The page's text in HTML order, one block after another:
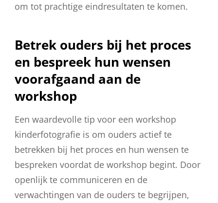
om tot prachtige eindresultaten te komen.
Betrek ouders bij het proces
en bespreek hun wensen
voorafgaand aan de
workshop
Een waardevolle tip voor een workshop
kinderfotografie is om ouders actief te
betrekken bij het proces en hun wensen te
bespreken voordat de workshop begint. Door
openlijk te communiceren en de
verwachtingen van de ouders te begrijpen,